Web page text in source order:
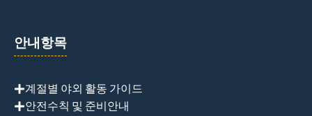
안내항목
계절별 야외 활동 가이드
안전수칙 및 준비안내